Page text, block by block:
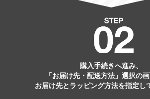
購入手続きへ進み、
「お届け先・配送方法」選択の画
お届け先とラッピング方法を指定し